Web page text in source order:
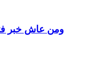
ومن عاش خبر